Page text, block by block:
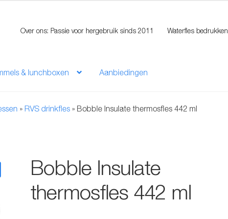
Over ons: Passie voor hergebruik sinds 2011 Waterfles bedrukken
& lunchboxen Aanbiedingen
» RVS drinkfles » Bobble Insulate thermosfles 442 ml
Bobble Insulate
thermosfles 442 ml